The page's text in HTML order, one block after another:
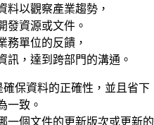
料以觀察產業趨勢，
發資源或文件。
務單位的反饋，
訊，達到跨部門的溝通。
保資料的正確性，並且省下
一致。
一個文件的更新版次或更新的